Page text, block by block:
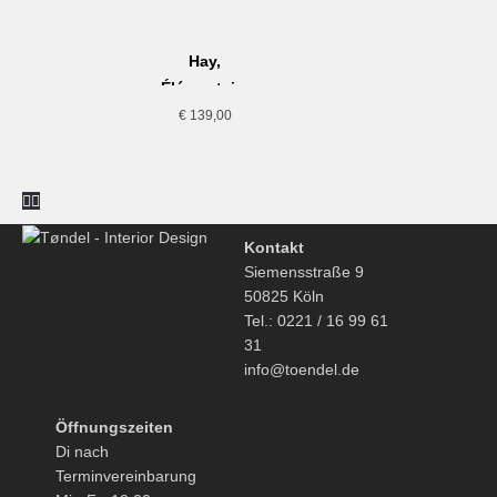
Hay,
Élémentaire
Chair, olive
€139,00
Kontakt
Siemensstraße 9
50825 Köln
Tel.: 0221 / 16 99 61
31
info@toendel.de
Öffnungszeiten
Di nach
Terminvereinbarung